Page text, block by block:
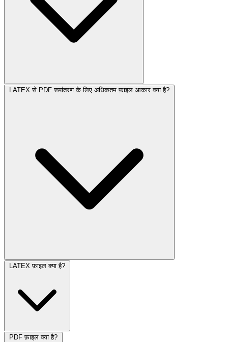
LATEX से PDF रूपांतरण के लिए अधिकतम फ़ाइल आकार क्या है?
LATEX फ़ाइल क्या है?
PDF फ़ाइल क्या है?